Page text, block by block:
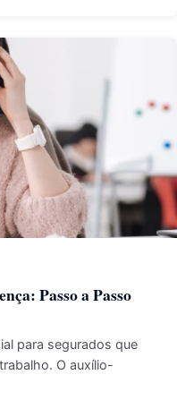
Passo a Passo
para segurados que
O auxílio-